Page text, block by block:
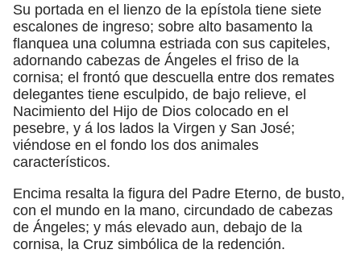
Su portada en el lienzo de la epístola tiene siete
escalones de ingreso; sobre alto basamento la
flanquea una columna estriada con sus capiteles,
adornando cabezas de Ángeles el friso de la
cornisa; el frontó que descuella entre dos remates
delegantes tiene esculpido, de bajo relieve, el
Nacimiento del Hijo de Dios colocado en el
pesebre, y á los lados la Virgen y San José;
viéndose en el fondo los dos animales
característicos.
Encima resalta la figura del Padre Eterno, de busto,
con el mundo en la mano, circundado de cabezas
de Ángeles; y más elevado aun, debajo de la
cornisa, la Cruz simbólica de la redención.